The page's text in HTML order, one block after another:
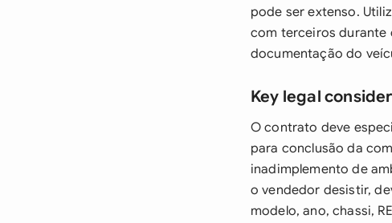
pode ser extenso.
com terceiros durante
documentação do
Key legal
O contrato deve
para conclusão da
inadimplemento de
o vendedor desistir,
modelo, ano, chassi,